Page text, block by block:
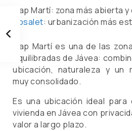
Cap Martí: zona más abierta
Tosalet: urbanización más
Cap Martí es una de las
equilibradas de Jávea:
ubicación, naturaleza y un
muy consolidado.
Es una ubicación ideal para
vivienda en Jávea con
valor a largo plazo.